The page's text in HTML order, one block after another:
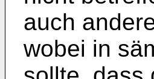
auch
wobei in